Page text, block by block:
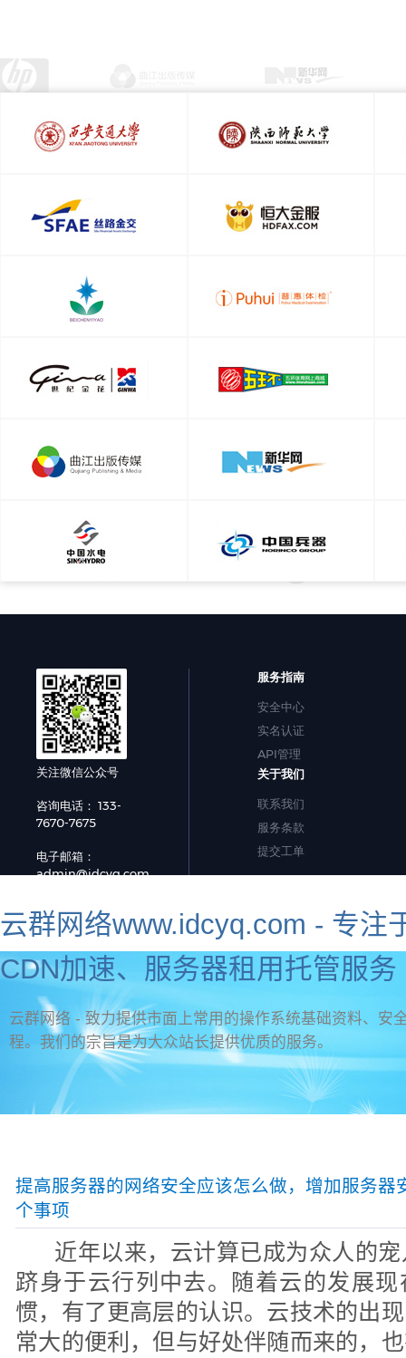
云群网络www.idcyq.com - 专注
CDN加速、服务器租用托管服
云群网络 - 致力提供市面上常用的操作系统基础资料、安
程。我们的宗旨是为大众站长提供优质的服务。
提高服务器的网络安全应该怎么做，增加服务器
个事项
近年以来，云计算已成为众人的
跻身于云行列中去。随着云的发展现
惯，有了更高层的认识。云技术的出
常大的便利，但与好处伴随而来的，